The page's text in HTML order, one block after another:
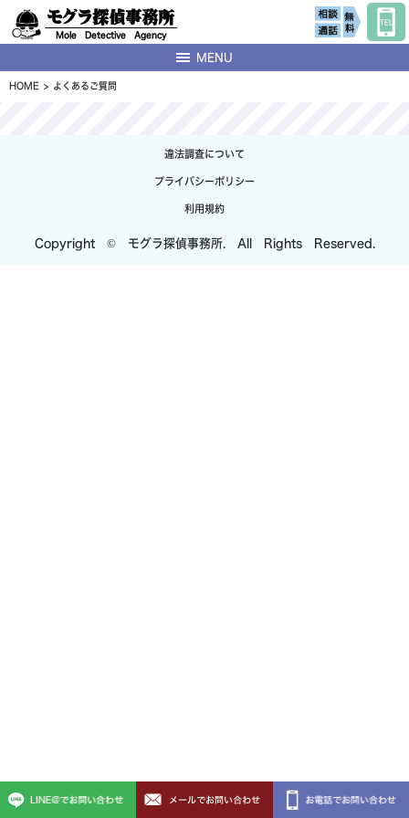
モグラ探偵事務所
Mole Detective Agency
MENU
HOME よくあるご質問
違法調査について
プライバシーポリシー
利用規約
Copyright © モグラ探偵事務所. All Rights Reserved.